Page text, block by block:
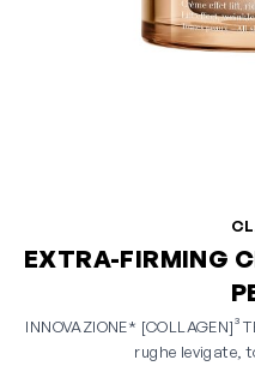
EXTRA-FIRMING
INNOVAZIONE* [COLLAGEN]³
rughe levigate,